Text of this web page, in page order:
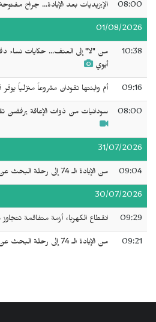
08:00 الإيزيديات بعد الإبادة... جراح
01/08/2026
10:38
من "لا" إلى العنف... حكايات
أبوي
09:16 أم وابنتها تقودان مشروعاً منزلياً
08:00 سودانيات من ذوات الإعاقة يرفضن
31/07/2026
09:04 من الإبادة الـ 74 إلى رحلة البحث عن الهوية والعدالة (6)
30/07/2026
09:29 انقطاع الكهرباء أزمة متفاقمة تتجاوز
09:21 من الإبادة الـ 74 إلى رحلة البحث عن الهوية والعدالة (5)